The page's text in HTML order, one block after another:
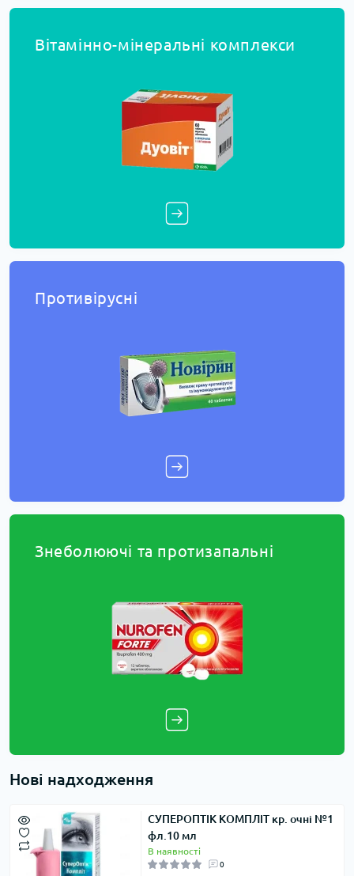
Вітамінно-мінеральні комплекси
Противірусні
Знеболюючі та протизапальні
Нові надходження
СУПЕРОПТІК КОМПЛІТ кр. очні №1
фл.10 мл
В наявності
0